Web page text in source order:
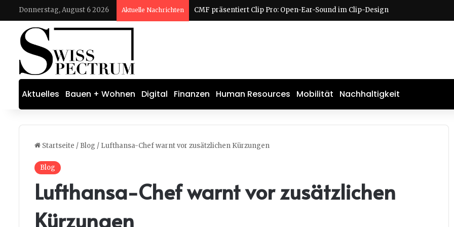
Donnerstag, August 6 2026 Aktuelle Nachrichten CMF präsentiert Clip Pro: Open-Ear-Sound im Clip-Design
Aktuelles Bauen + Wohnen Digital Finanzen Human Resources Mobilität Nachhaltigkeit
Startseite / Blog / Lufthansa-Chef warnt vor zusätzlichen Kürzungen
Blog
Lufthansa-Chef warnt vor zusätzlichen
Kürzungen